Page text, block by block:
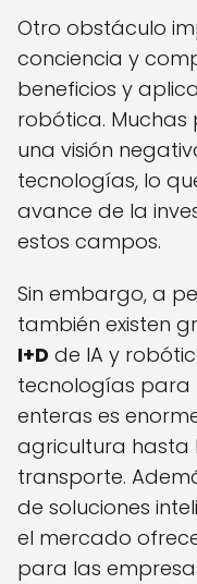
Otro obstáculo
conciencia y
beneficios y
robótica.
una visión
tecnologías, lo
avance de la
estos campos.
Sin embargo, a
también existen
I+D de IA y
tecnologías para
enteras es
agricultura hasta
transporte.
de soluciones
el mercado
para las